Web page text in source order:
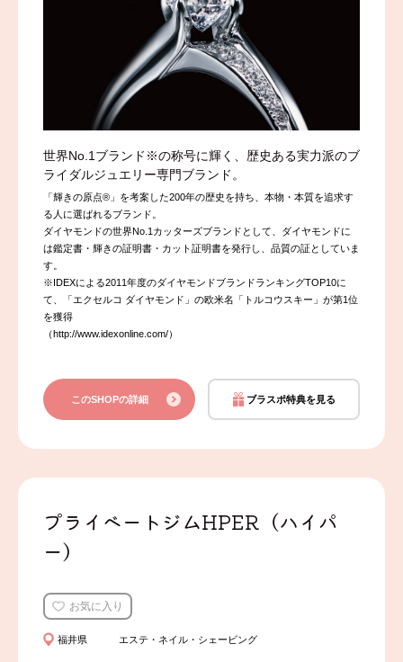
世界No.1ブランド※の称号に輝く、歴史ある実力派のブ
ライダルジュエリー専門ブランド。
「輝きの原点®」を考案した200年の歴史を持ち、本物・本質を追求す
る人に選ばれるブランド。
ダイヤモンドの世界No.1カッターズブランドとして、ダイヤモンドに
は鑑定書・輝きの証明書・カット証明書を発行し、品質の証としていま
す。
※IDEXによる2011年度のダイヤモンドブランドランキングTOP10に
て、「エクセルコ ダイヤモンド」の欧米名「トルコウスキー」が第1位
を獲得
（http://www.idexonline.com/）
このSHOPの詳細 ブラスポ特典を見る
プライベートジムHPER（ハイパ
ー）
お気に入り
福井県 エステ・ネイル・シェービング